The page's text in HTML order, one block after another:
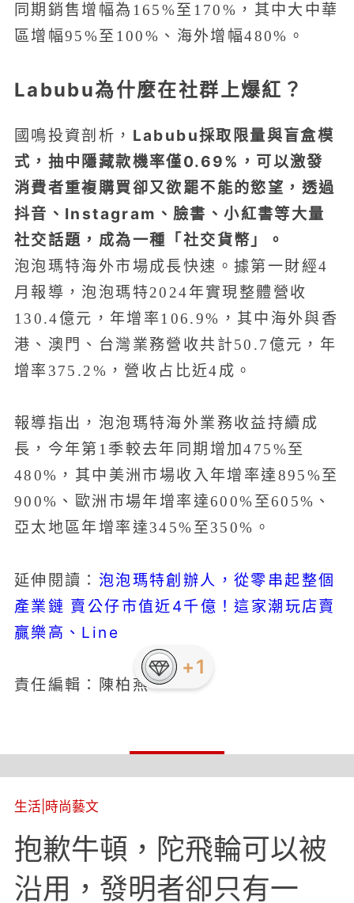
同期銷售增幅為165%至170%，其中大中華
區增幅95%至100%、海外增幅480%。
Labubu為什麼在社群上爆紅？
國鳴投資剖析， Labubu採取限量與盲盒模
式，抽中隱藏款機率僅0.69%，可以激發
消費者重複購買卻又欲罷不能的慾望，透過
抖音、Instagram、臉書、小紅書等大量
社交話題，成為一種「社交貨幣」。
泡泡瑪特海外市場成長快速。據第一財經4
月報導，泡泡瑪特2024年實現整體營收
130.4億元，年增率106.9%，其中海外與香
港、澳門、台灣業務營收共計50.7億元，年
增率375.2%，營收占比近4成。
報導指出，泡泡瑪特海外業務收益持續成
長，今年第1季較去年同期增加475%至
480%，其中美洲市場收入年增率達895%至
900%、歐洲市場年增率達600%至605%、
亞太地區年增率達345%至350%。
延伸閱讀： 泡泡瑪特創辦人，從零串起整個
產業鏈 賣公仔市值近4千億！這家潮玩店賣
贏樂高、Line
責任編輯：陳柏燕
生活 時尚藝文
抱歉牛頓，陀飛輪可以被
沿用，發明者卻只有一